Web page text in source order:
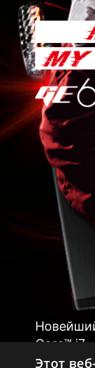
Core™ i7
Intel
Этот